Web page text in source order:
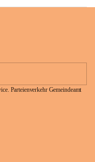
Parteienverkehr Gemeindeamt